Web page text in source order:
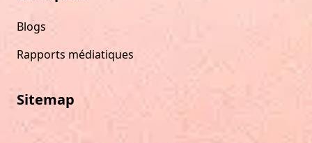
Blogs
Rapports médiatiques
Sitemap